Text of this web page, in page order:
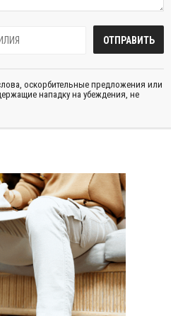
оскорбительные предложения или
нападку на убеждения, не